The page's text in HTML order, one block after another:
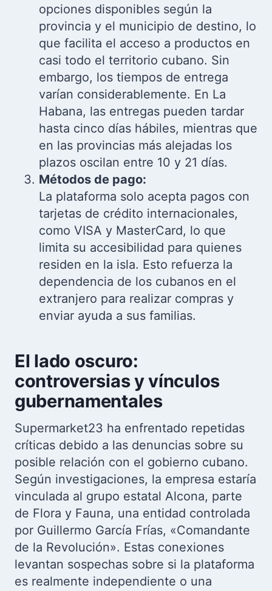
opciones disponibles según la
provincia y el municipio de destino, lo
que facilita el acceso a productos en
casi todo el territorio cubano. Sin
embargo, los tiempos de entrega
varían considerablemente. En La
Habana, las entregas pueden tardar
hasta cinco días hábiles, mientras que
en las provincias más alejadas los
plazos oscilan entre 10 y 21 días.
Métodos de pago:
La plataforma solo acepta pagos con
tarjetas de crédito internacionales,
como VISA y MasterCard, lo que
limita su accesibilidad para quienes
residen en la isla. Esto refuerza la
dependencia de los cubanos en el
extranjero para realizar compras y
enviar ayuda a sus familias.
El lado oscuro:
controversias y vínculos
gubernamentales
Supermarket23 ha enfrentado repetidas
críticas debido a las denuncias sobre su
posible relación con el gobierno cubano.
Según investigaciones, la empresa estaría
vinculada al grupo estatal Alcona, parte
de Flora y Fauna, una entidad controlada
por Guillermo García Frías, «Comandante
de la Revolución». Estas conexiones
levantan sospechas sobre si la plataforma
es realmente independiente o una